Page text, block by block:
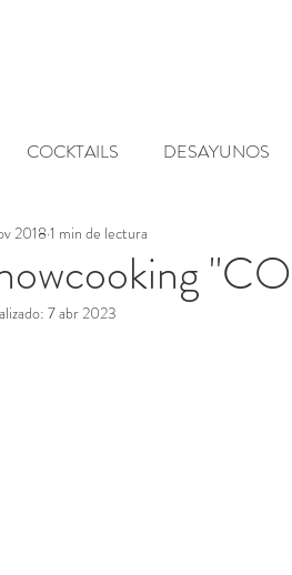
COCKTAILS DESAYUNOS
BODEGONES
2018 1 min de lectura
7 abr 2023